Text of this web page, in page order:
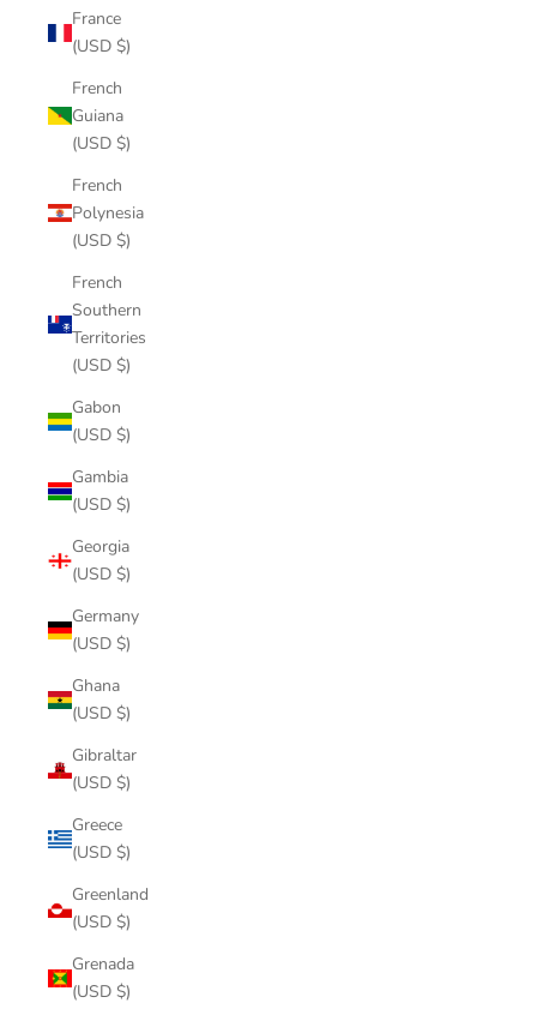
France
(USD $)
French
Guiana
(USD $)
French
Polynesia
(USD $)
French
Southern
Territories
(USD $)
Gabon
(USD $)
Gambia
(USD $)
Georgia
(USD $)
Germany
(USD $)
Ghana
(USD $)
Gibraltar
(USD $)
Greece
(USD $)
Greenland
(USD $)
Grenada
(USD $)